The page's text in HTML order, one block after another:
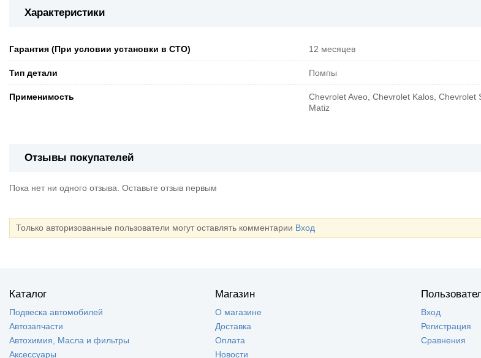
Характеристики
Гарантия (При условии установки в СТО) 12 месяцев
Тип детали Помпы
Применимость
Chevrolet Aveo, Chevrolet Kalos, Chevrolet
Matiz
Отзывы покупателей
Пока нет ни одного отзыва. Оставьте отзыв первым
Только авторизованные пользователи могут оставлять комментарии Вход
Каталог
Подвеска автомобилей
Автозапчасти
Автохимия, Масла и фильтры
Аксессуары
Магазин
О магазине
Доставка
Оплата
Новости
Вход
Регистрация
Сравнения